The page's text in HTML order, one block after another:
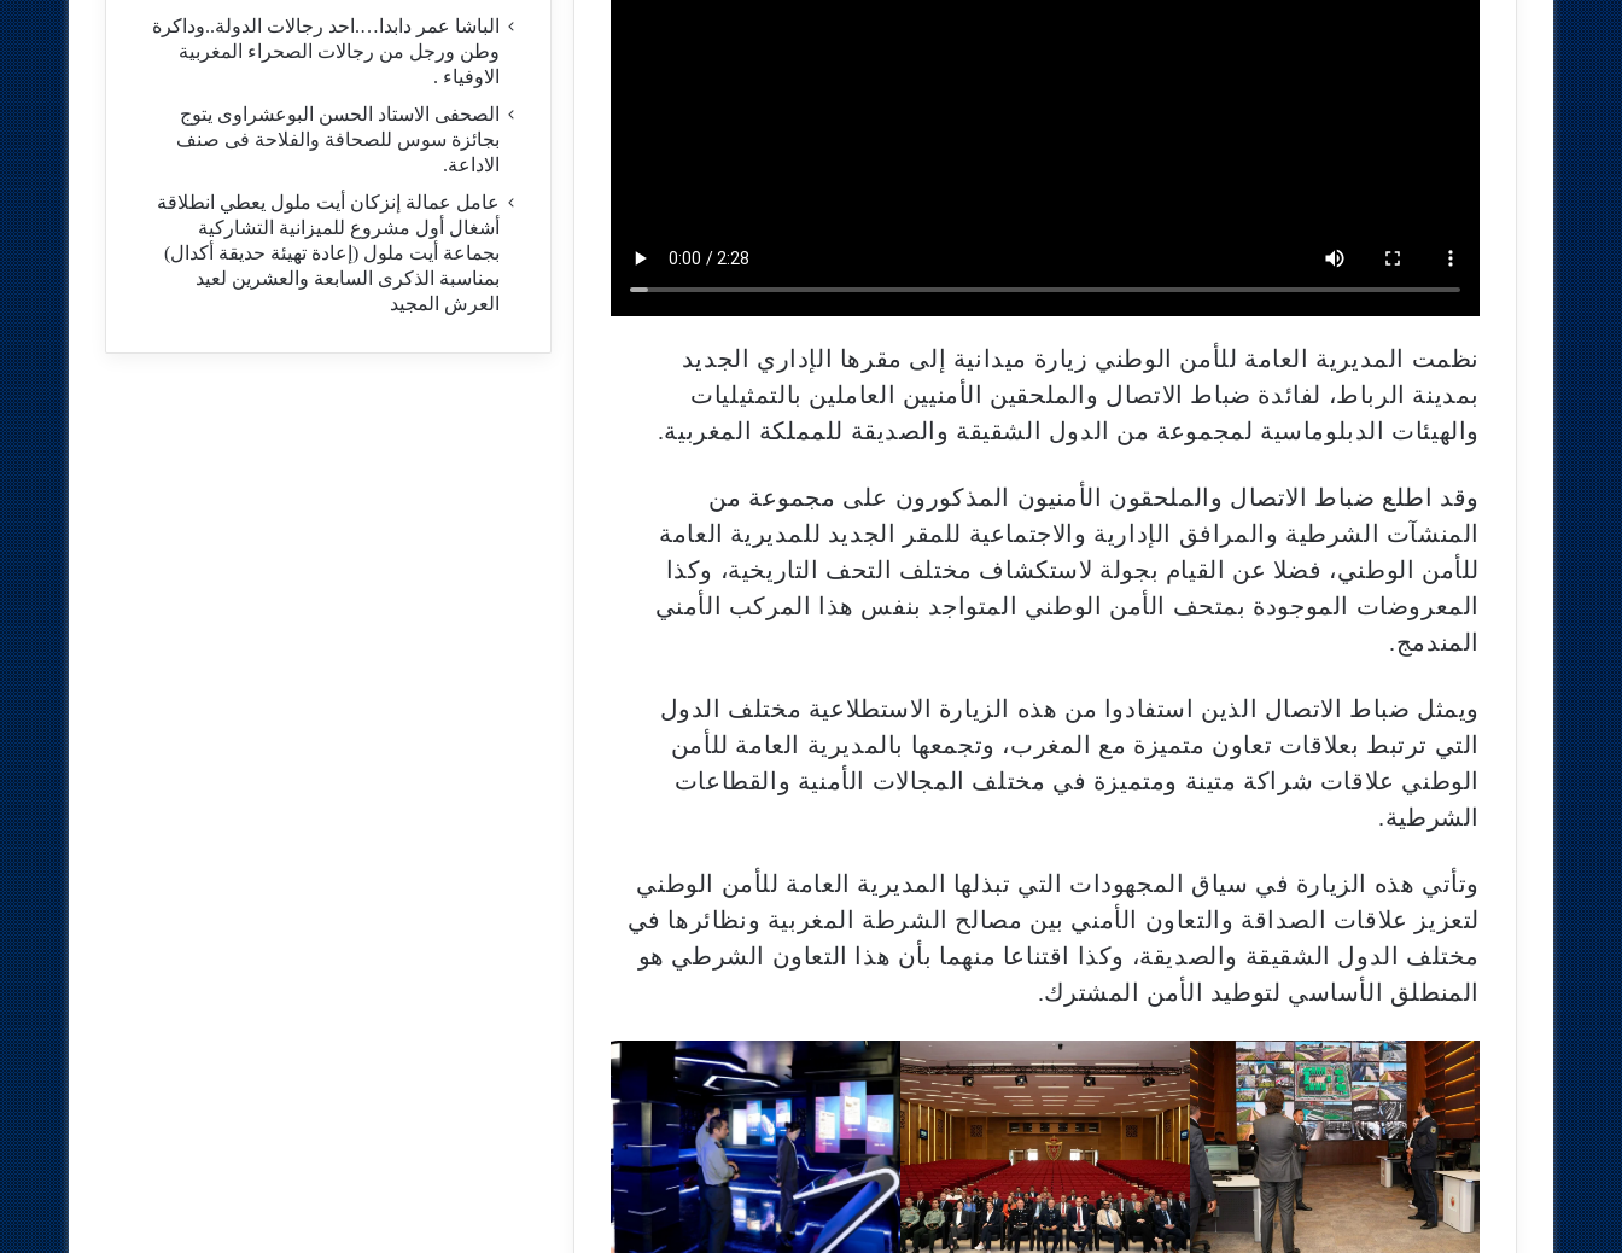
نظمت المديرية العامة للأمن الوطني زيارة ميدانية إلى مقرها الإداري الجديد
بمدينة الرباط، لفائدة ضباط الاتصال والملحقين الأمنيين العاملين بالتمثيليات
والهيئات الدبلوماسية لمجموعة من الدول الشقيقة والصديقة للمملكة المغربية.
وقد اطلع ضباط الاتصال والملحقون الأمنيون المذكورون على مجموعة من
المنشآت الشرطية والمرافق الإدارية والاجتماعية للمقر الجديد للمديرية العامة
للأمن الوطني، فضلا عن القيام بجولة لاستكشاف مختلف التحف التاريخية، وكذا
المعروضات الموجودة بمتحف الأمن الوطني المتواجد بنفس هذا المركب الأمني
المندمج.
ويمثل ضباط الاتصال الذين استفادوا من هذه الزيارة الاستطلاعية مختلف الدول
التي ترتبط بعلاقات تعاون متميزة مع المغرب، وتجمعها بالمديرية العامة للأمن
الوطني علاقات شراكة متينة ومتميزة في مختلف المجالات الأمنية والقطاعات
الشرطية.
وتأتي هذه الزيارة في سياق المجهودات التي تبذلها المديرية العامة للأمن الوطني
لتعزيز علاقات الصداقة والتعاون الأمني بين مصالح الشرطة المغربية ونظائرها في
مختلف الدول الشقيقة والصديقة، وكذا اقتناعا منهما بأن هذا التعاون الشرطي هو
المنطلق الأساسي لتوطيد الأمن المشترك.
الباشا عمر دابدا….احد رجالات الدولة..وداكرة
وطن ورجل من رجالات الصحراء المغربية
الاوفياء .
الصحفى الاستاد الحسن البوعشراوى يتوج
بجائزة سوس للصحافة والفلاحة فى صنف
الاداعة.
عامل عمالة إنزكان أيت ملول يعطي انطلاقة
أشغال أول مشروع للميزانية التشاركية
بجماعة أيت ملول (إعادة تهيئة حديقة أكدال)
بمناسبة الذكرى السابعة والعشرين لعيد
العرش المجيد